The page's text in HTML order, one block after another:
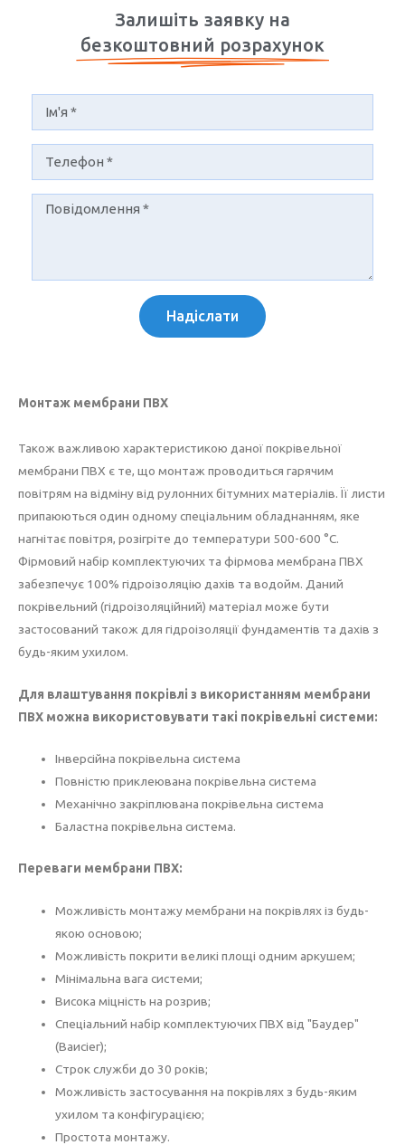
Залишіть заявку на
безкоштовний розрахунок
Надіслати
Монтаж мембрани ПВХ
Також важливою характеристикою даної покрівельної
мембрани ПВХ є те, що монтаж проводиться гарячим
повітрям на відміну від рулонних бітумних матеріалів. Її листи
припаюються один одному спеціальним обладнанням, яке
нагнітає повітря, розігріте до температури 500-600 °С.
Фірмовий набір комплектуючих та фірмова мембрана ПВХ
забезпечує 100% гідроізоляцію дахів та водойм. Даний
покрівельний (гідроізоляційний) матеріал може бути
застосований також для гідроізоляції фундаментів та дахів з
будь-яким ухилом.
Для влаштування покрівлі з використанням мембрани
ПВХ можна використовувати такі покрівельні системи:
Інверсійна покрівельна система
Повністю приклеювана покрівельна система
Механічно закріплювана покрівельна система
Баластна покрівельна система.
Переваги мембрани ПВХ:
Можливість монтажу мембрани на покрівлях із будь-
якою основою;
Можливість покрити великі площі одним аркушем;
Мінімальна вага системи;
Висока міцність на розрив;
Спеціальний набір комплектуючих ПВХ від "Баудер"
(Ваисіег);
Строк служби до 30 років;
Можливість застосування на покрівлях з будь-яким
ухилом та конфігурацією;
Простота монтажу.